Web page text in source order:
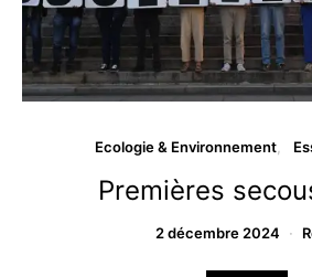
Ecologie & Environnement
Premières
2 décembre 2024